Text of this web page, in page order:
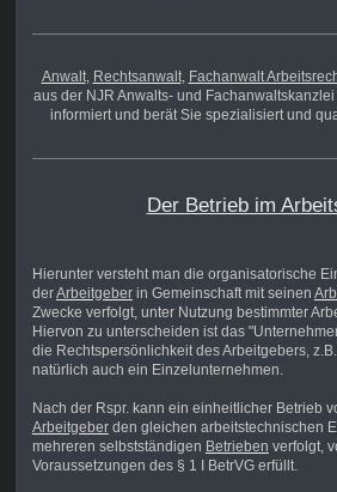
Anwalt, Rechtsanwalt, Fachanwalt
aus der NJR Anwalts- und
informiert und berät Sie spezialisiert und
Der Betrieb im
Hierunter versteht man die organisatorische
derArbeitgeberin Gemeinschaft mit seinen
Zwecke verfolgt, unter Nutzung bestimmter
Hiervon zu unterscheiden ist das
die Rechtspersönlichkeit des Arbeitgebers,
natürlich auch ein Einzelunternehmen.
Nach der Rspr. kann ein einheitlicher Betrieb
Arbeitgeberden gleichen arbeitstechnischen
mehreren selbstständigen Betrieben verfolgt,
Voraussetzungen des § 1 I BetrVG erfüllt.